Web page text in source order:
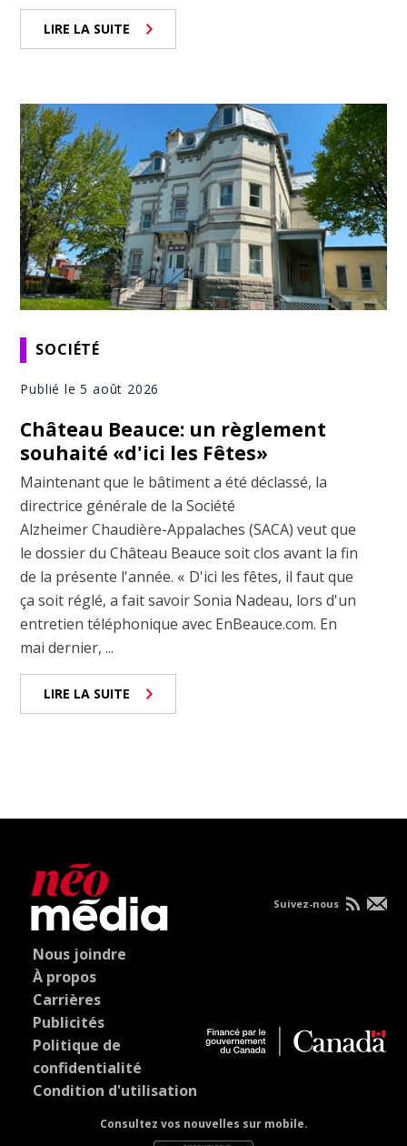
LIRE LA SUITE
SOCIÉTÉ
Publié le 5 août 2026
Château Beauce: un règlement
souhaité «d'ici les Fêtes»
Maintenant que le bâtiment a été déclassé, la
directrice générale de la Société
Alzheimer Chaudière-Appalaches (SACA) veut que
le dossier du Château Beauce soit clos avant la fin
de la présente l'année. « D'ici les fêtes, il faut que
ça soit réglé, a fait savoir Sonia Nadeau, lors d'un
entretien téléphonique avec EnBeauce.com. En
mai dernier, ...
LIRE LA SUITE
Nous joindre
À propos
Carrières
Publicités
Politique de
confidentialité
Condition d'utilisation
Consultez vos nouvelles sur mobile.
Suivez-nous